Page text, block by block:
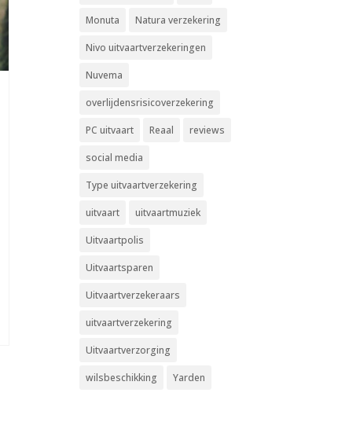
Monuta Natura verzekering
Nivo uitvaartverzekeringen
Nuvema
overlijdensrisicoverzekering
PC uitvaart Reaal reviews
social media
Type uitvaartverzekering
uitvaart uitvaartmuziek
Uitvaartpolis
Uitvaartsparen
Uitvaartverzekeraars
uitvaartverzekering
Uitvaartverzorging
wilsbeschikking Yarden